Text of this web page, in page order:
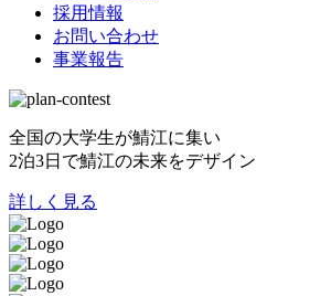
採用情報
お問い合わせ
事業報告
全国の大学生が鯖江に集い
2泊3日で鯖江の未来をデザイン
詳しく見る